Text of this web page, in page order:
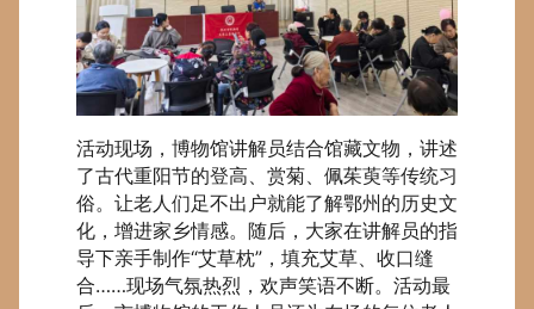
活动现场，博物馆讲解员结合馆藏文物，讲述
了古代重阳节的登高、赏菊、佩茱萸等传统习
俗。让老人们足不出户就能了解鄂州的历史文
化，增进家乡情感。随后，大家在讲解员的指
导下亲手制作“艾草枕”，填充艾草、收口缝
合……现场气氛热烈，欢声笑语不断。活动最